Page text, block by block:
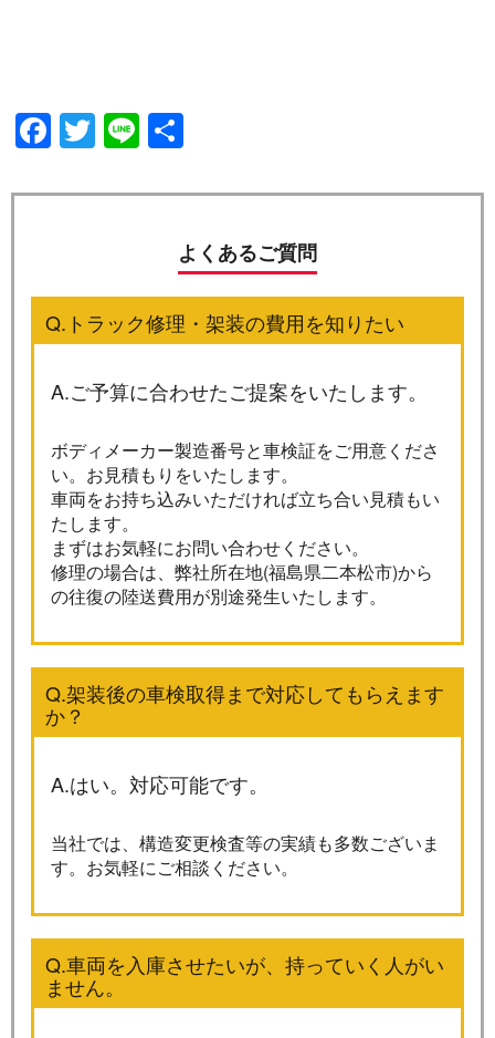
Facebook
Twitter
Line
よくあるご質問
Q.トラック修理・架装の費用を知りたい
A.ご予算に合わせたご提案をいたします。
ボディメーカー製造番号と車検証をご用意くださ
い。お見積もりをいたします。
車両をお持ち込みいただければ立ち合い見積もい
たします。
まずはお気軽にお問い合わせください。
修理の場合は、弊社所在地(福島県二本松市)から
の往復の陸送費用が別途発生いたします。
Q.架装後の車検取得まで対応してもらえます
か？
A.はい。対応可能です。
当社では、構造変更検査等の実績も多数ございま
す。お気軽にご相談ください。
Q.車両を入庫させたいが、持っていく人がい
ません。